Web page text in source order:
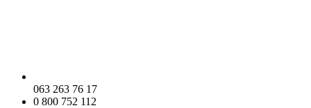
063 263 76 17
0 800 752 112